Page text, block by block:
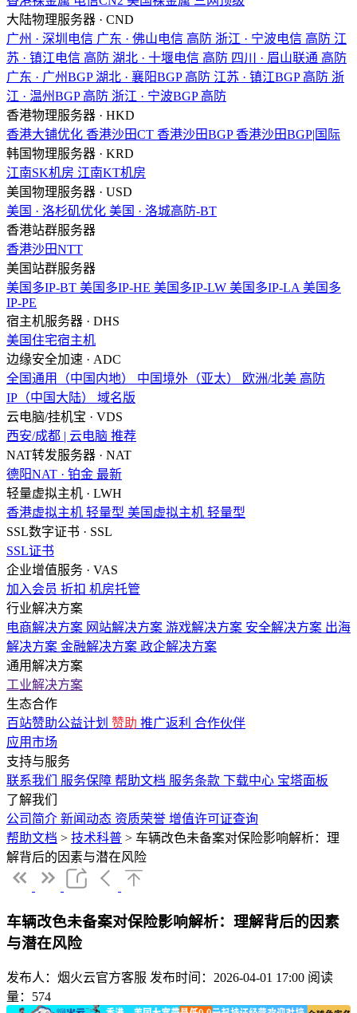
大陆物理服务器 · CND
广州 · 深圳电信 广东 · 佛山电信 高防 浙江 · 宁波电信 高防 江
苏 · 镇江电信 高防 湖北 · 十堰电信 高防 四川 · 眉山联通 高防
广东 · 广州BGP 湖北 · 襄阳BGP 高防 江苏 · 镇江BGP 高防 浙
江 · 温州BGP 高防 浙江 · 宁波BGP 高防
香港物理服务器 · HKD
香港大铺优化 香港沙田CT 香港沙田BGP 香港沙田BGP|国际
韩国物理服务器 · KRD
江南SK机房 江南KT机房
美国物理服务器 · USD
美国 · 洛杉矶优化 美国 · 洛城高防-BT
香港站群服务器
香港沙田NTT
美国站群服务器
美国多IP-BT 美国多IP-HE 美国多IP-LW 美国多IP-LA 美国多
IP-PE
宿主机服务器 · DHS
美国住宅宿主机
边缘安全加速 · ADC
全国通用（中国内地）
中国境外（亚太） 欧洲/北美 高防
IP（中国大陆）
域名版
云电脑/挂机宝 · VDS
西安/成都 | 云电脑 推荐
NAT转发服务器 · NAT
德阳NAT · 铂金 最新
轻量虚拟主机 · LWH
香港虚拟主机 轻量型 美国虚拟主机 轻量型
SSL数字证书 · SSL
SSL证书
企业增值服务 · VAS
加入会员 折扣 机房托管
行业解决方案
电商解决方案 网站解决方案 游戏解决方案 安全解决方案 出海
解决方案 金融解决方案 政企解决方案
通用解决方案
工业解决方案
生态合作
百站赞助公益计划 赞助 推广返利 合作伙伴
应用市场
支持与服务
联系我们
服务保障 帮助文档 服务条款 下载中心 宝塔面板
了解我们
公司简介 新闻动态 资质荣誉 增值许可证查询
帮助文档 > 技术科普 > 车辆改色未备案对保险影响解析：理
解背后的因素与潜在风险
车辆改色未备案对保险影响解析：理解背后的因素
与潜在风险
发布人：烟火云官方客服 发布时间：2026-04-01 17:00 阅读
量：574